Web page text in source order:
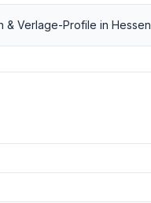
& Verlage-Profile in Hessen